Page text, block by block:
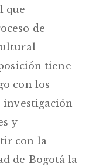
que
de
tiene
con los
investigación
y
con la
de Bogotá la